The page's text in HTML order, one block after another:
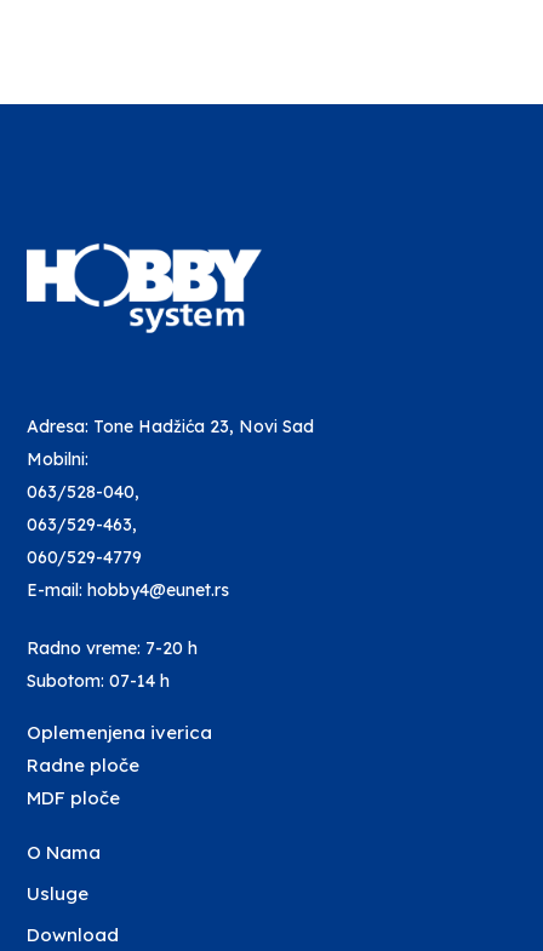
Adresa: Tone Hadžića 23, Novi Sad
Mobilni:
063/528-040,
063/529-463,
060/529-4779
E-mail: hobby4@eunet.rs
Radno vreme: 7-20 h
Subotom: 07-14 h
Oplemenjena iverica
Radne ploče
MDF ploče
O Nama
Usluge
Download